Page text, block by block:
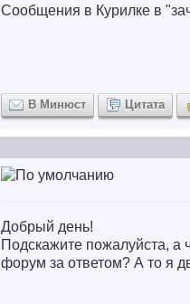
Сообщения в Курилке в
В Минюст Цитата
Добрый день!
Подскажите пожалуйста, а
форум за ответом? А то я